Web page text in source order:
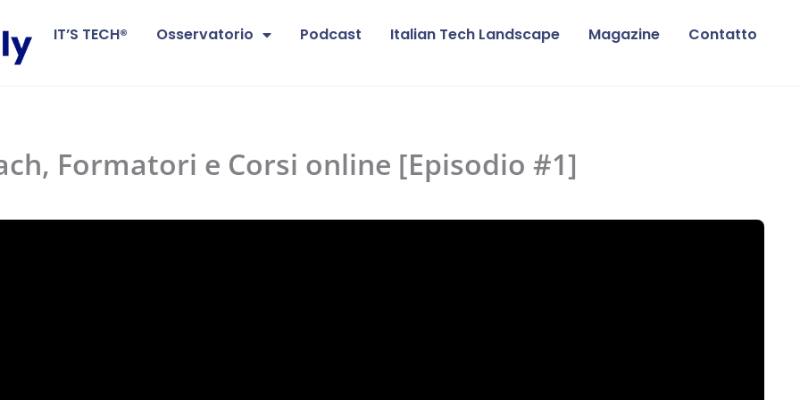
IT’S TECH® Osservatorio Podcast Italian Tech Landscape Magazine Contatto
Formatori e Corsi online [Episodio #1]